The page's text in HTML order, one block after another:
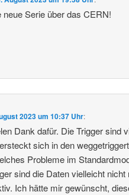
Serie über das CERN!
2023 um 10:37 Uhr:
Dank dafür. Die Trigger sind
sich in den
Probleme im
sind die Daten vielleicht nicht
Ich hätte mir gewünscht,